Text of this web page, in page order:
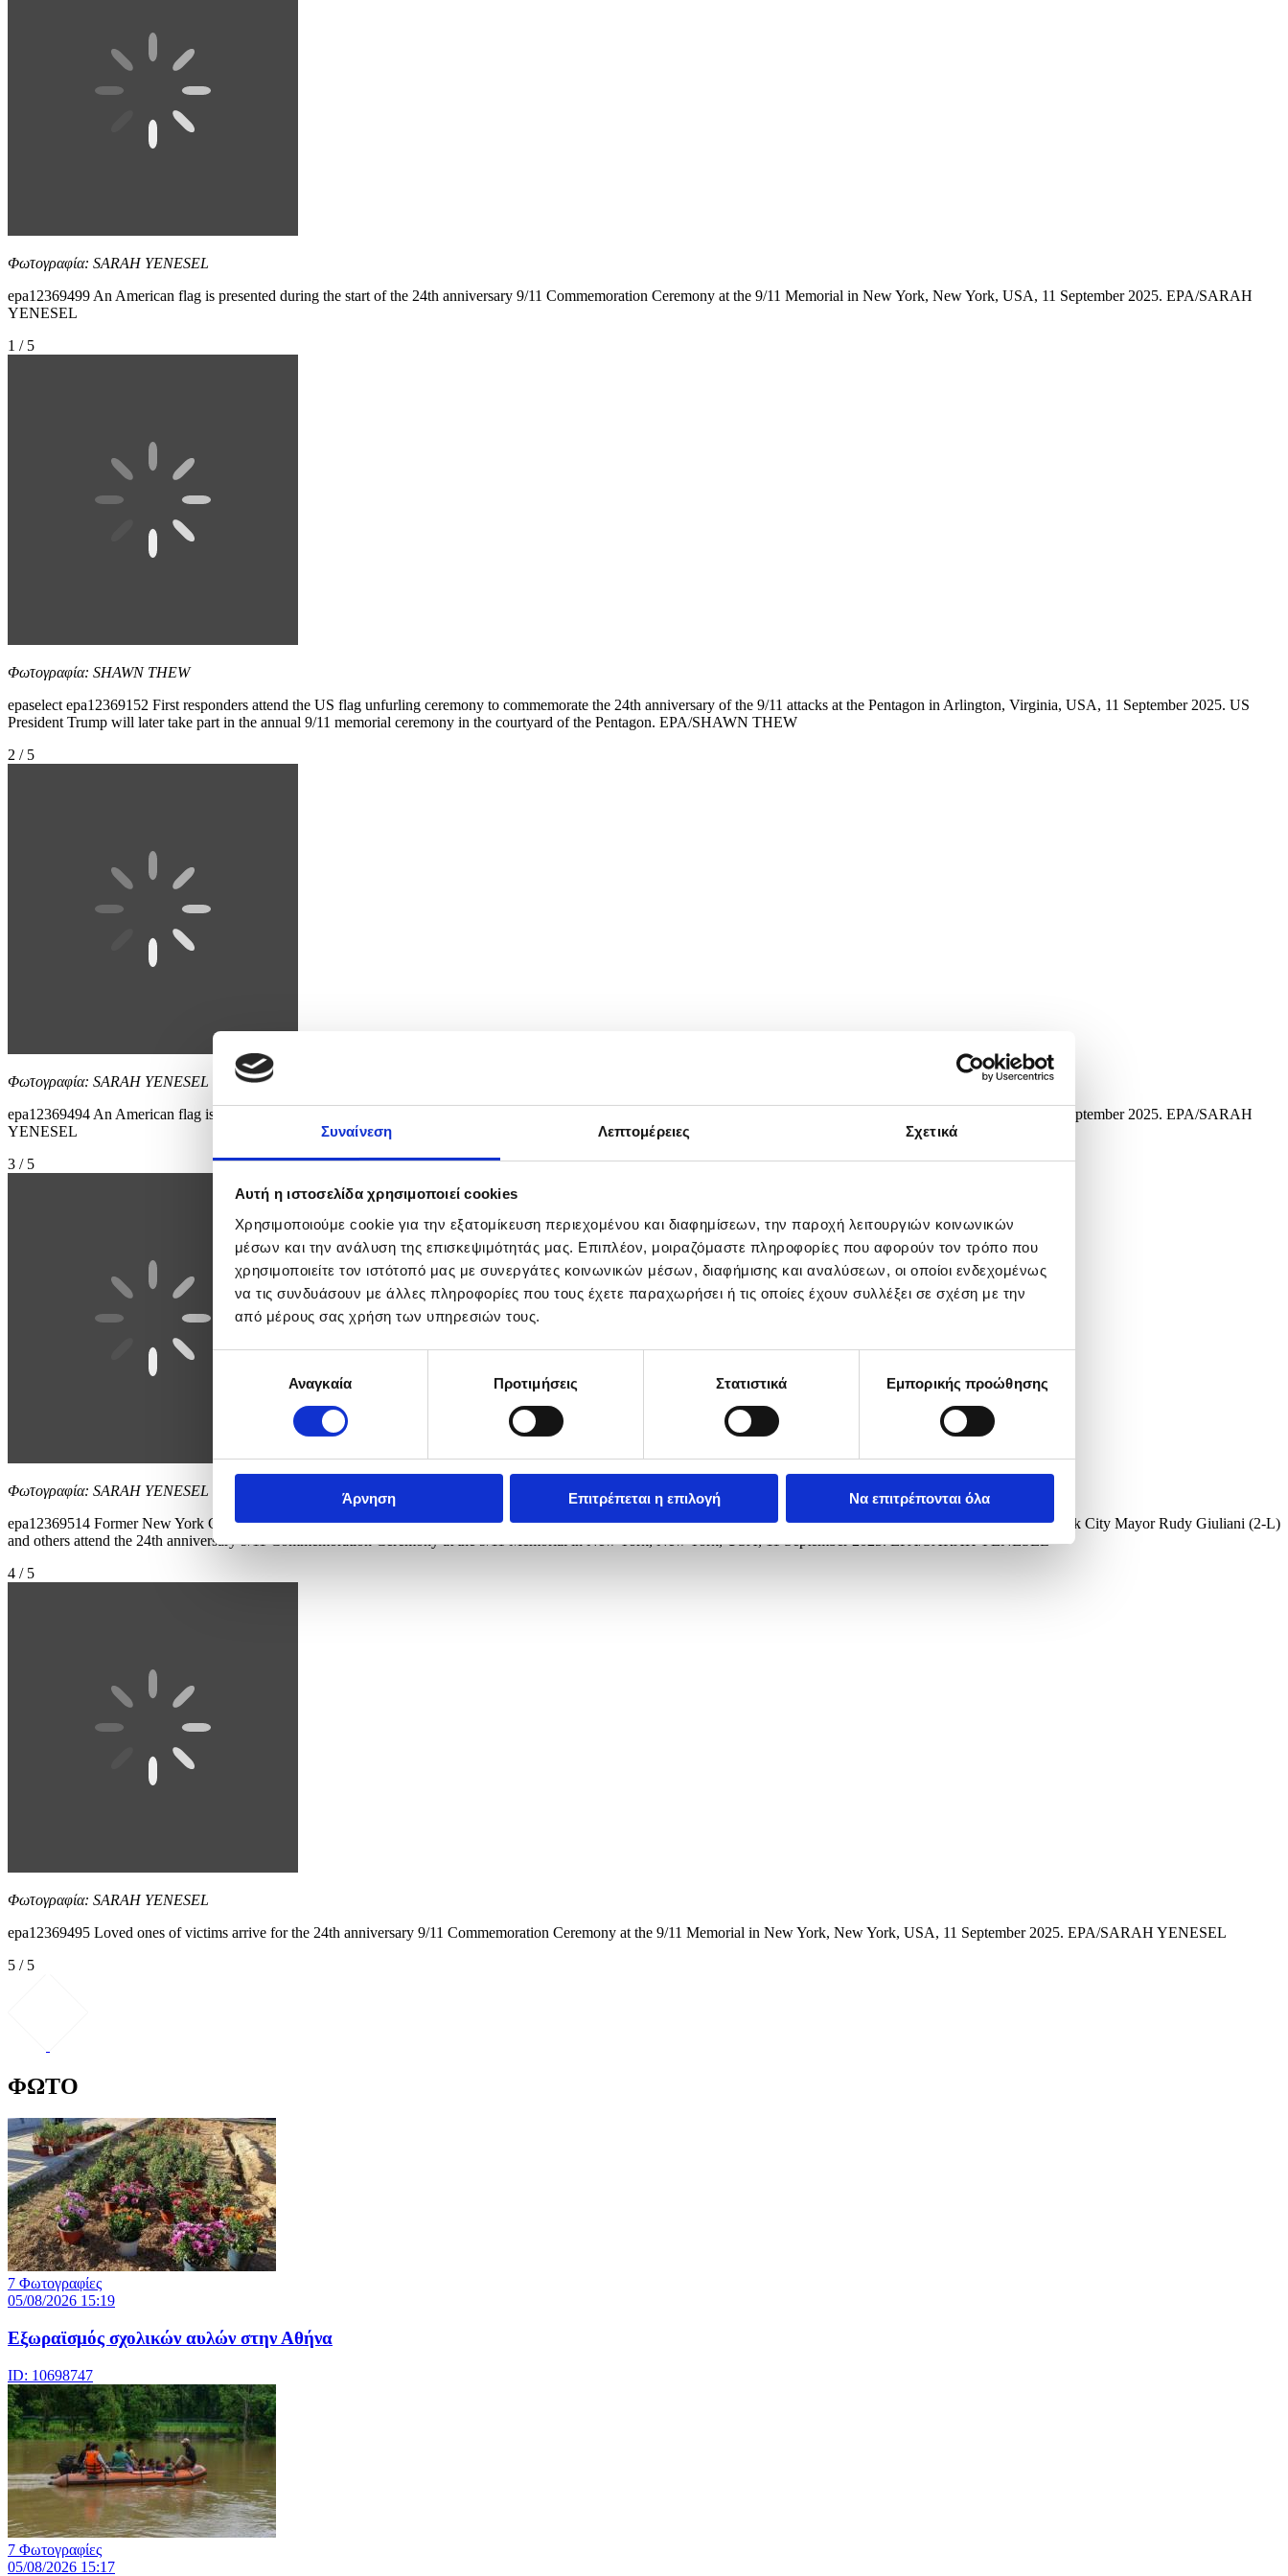
Συναίνεση Λεπτομέρειες Σχετικά
Αυτή η ιστοσελίδα χρησιμοποιεί cookies
Χρησιμοποιούμε cookie για την εξατομίκευση περιεχομένου και διαφημίσεων, την παροχή λειτουργιών κοινωνικών
μέσων και την ανάλυση της επισκεψιμότητάς μας. Επιπλέον, μοιραζόμαστε πληροφορίες που αφορούν τον τρόπο που
χρησιμοποιείτε τον ιστότοπό μας με συνεργάτες κοινωνικών μέσων, διαφήμισης και αναλύσεων, οι οποίοι ενδεχομένως
να τις συνδυάσουν με άλλες πληροφορίες που τους έχετε παραχωρήσει ή τις οποίες έχουν συλλέξει σε σχέση με την
από μέρους σας χρήση των υπηρεσιών τους.
συγκατάθεσηςΑναγκαία Προτιμήσεις Στατιστικά Εμπορικής προώθησης
Άρνηση Επιτρέπεται η επιλογή Να επιτρέπονται όλα
Φωτογραφία: SARAH YENESEL
epa12369499 An American flag is presented during the start of the 24th anniversary 9/11 Commemoration Ceremony at the 9/11 Memorial in New York, New York, USA, 11 September 2025. EPA/SARAH
YENESEL
1 / 5
Φωτογραφία: SHAWN THEW
epaselect epa12369152 First responders attend the US flag unfurling ceremony to commemorate the 24th anniversary of the 9/11 attacks at the Pentagon in Arlington, Virginia, USA, 11 September 2025. US
President Trump will later take part in the annual 9/11 memorial ceremony in the courtyard of the Pentagon. EPA/SHAWN THEW
2 / 5
Φωτογραφία: SARAH YENESEL
epa12369494 An American flag is presented during the start of the 24th anniversary 9/11 Commemoration Ceremony at the 9/11 Memorial in New York, New York, USA, 11 September 2025. EPA/SARAH
YENESEL
3 / 5
Φωτογραφία: SARAH YENESEL
epa12369514 Former New York City Mayor Michael Bloomberg (C-L) and New York Governor Kathy Hochul (C-R), New York City Mayor Eric Adams (R), former New York City Mayor Rudy Giuliani (2-L)
and others attend the 24th anniversary 9/11 Commemoration Ceremony at the 9/11 Memorial in New York, New York, USA, 11 September 2025. EPA/SARAH YENESEL
4 / 5
Φωτογραφία: SARAH YENESEL
epa12369495 Loved ones of victims arrive for the 24th anniversary 9/11 Commemoration Ceremony at the 9/11 Memorial in New York, New York, USA, 11 September 2025. EPA/SARAH YENESEL
5 / 5
ΦΩΤΟ
7 Φωτογραφίες
05/08/2026 15:19
Εξωραϊσμός σχολικών αυλών στην Αθήνα
ID: 10698747
7 Φωτογραφίες
05/08/2026 15:17